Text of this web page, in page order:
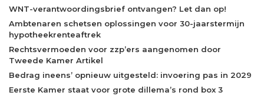
WNT-verantwoordingsbrief ontvangen? Let dan op!
Ambtenaren schetsen oplossingen voor 30-jaarstermijn
hypotheekrenteaftrek
Rechtsvermoeden voor zzp’ers aangenomen door
Tweede Kamer Artikel
Bedrag ineens’ opnieuw uitgesteld: invoering pas in 2029
Eerste Kamer staat voor grote dillema’s rond box 3